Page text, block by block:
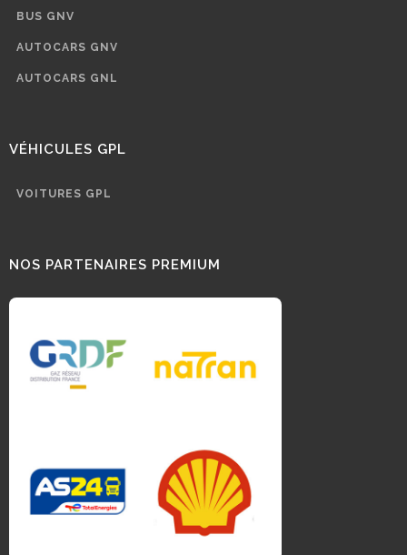
BUS GNV
AUTOCARS GNV
AUTOCARS GNL
VÉHICULES GPL
VOITURES GPL
NOS PARTENAIRES PREMIUM